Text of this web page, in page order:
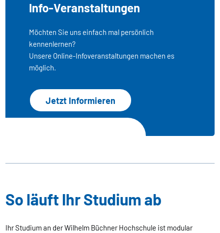
Info-Veranstaltungen
Möchten Sie uns einfach mal persönlich
kennenlernen?
Unsere Online-Infoveranstaltungen machen es
möglich.
Jetzt Informieren
So läuft Ihr Studium ab
Ihr Studium an der Wilhelm Büchner Hochschule ist modular